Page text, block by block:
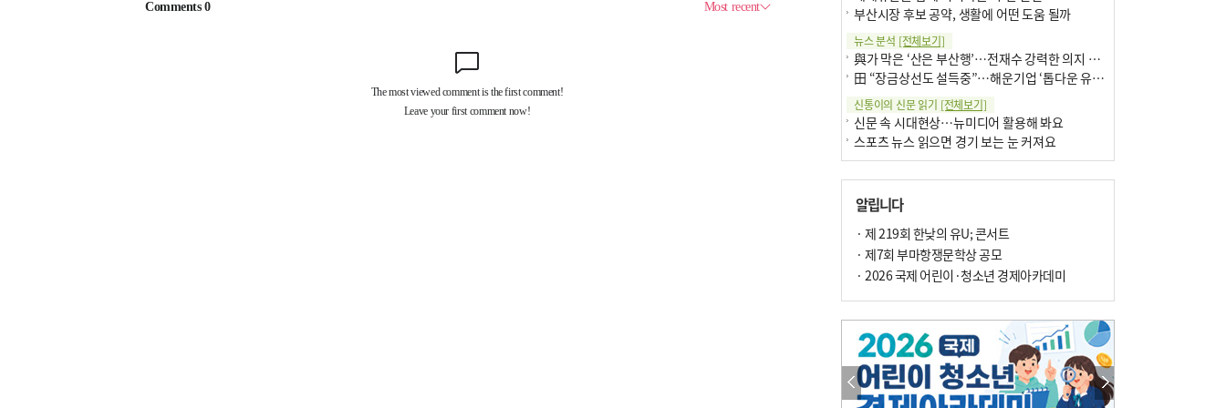
부산시장 후보 공약, 생활에 어떤 도움 될까
뉴스 분석 [전체보기]
與가 막은 ‘산은 부산행’…전재수 강력한 의지 표명 없인 공염불
田 “장금상선도 설득중”…해운기업 ‘톱다운 유치전’ 가속
신통이의 신문 읽기 [전체보기]
신문 속 시대현상…뉴미디어 활용해 봐요
스포츠 뉴스 읽으면 경기 보는 눈 커져요
구·군 승진 축하화분 관행 없애자니 소상공인 울상
팩트체크[전체보기]
의령 한우산 털중나리
한 손 뉴스[전체보기]
시민이 개발한 폭염 대응 앱 ‘그늘로’ 길안내 지도 등 인기
골목 맛집 발굴 고메 셀렉션…부산시, 페스티벌 시월 연계
알립니다
· 제 219회 한낮의 유U; 콘서트
· 제7회 부마항쟁문학상 공모
· 2026 국제 어린이·청소년 경제아카데미